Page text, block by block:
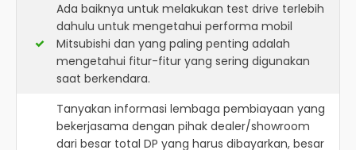
Ada baiknya untuk melakukan test drive terlebih
dahulu untuk mengetahui performa mobil
Mitsubishi dan yang paling penting adalah
mengetahui fitur-fitur yang sering digunakan
saat berkendara.
Tanyakan informasi lembaga pembiayaan yang
bekerjasama dengan pihak dealer/showroom
dari besar total DP yang harus dibayarkan, besar